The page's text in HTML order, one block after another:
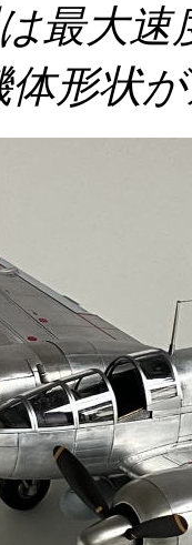
最大速
形状